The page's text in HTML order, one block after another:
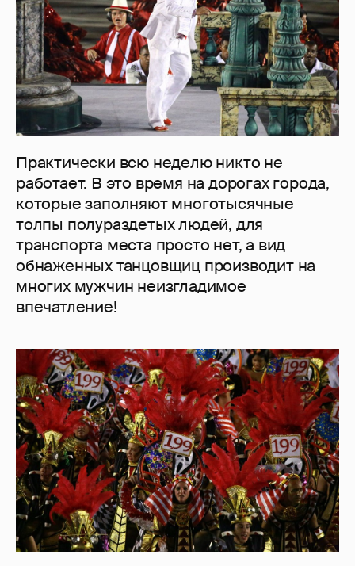
Практически всю неделю никто не
работает. В это время на дорогах города,
которые заполняют многотысячные
толпы полураздетых людей, для
транспорта места просто нет, а вид
обнаженных танцовщиц производит на
многих мужчин неизгладимое
впечатление!